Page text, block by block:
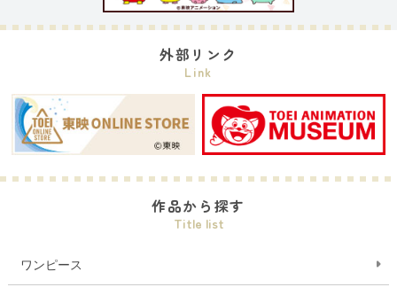
外部リンク
Link
作品から探す
Title list
ワンピース